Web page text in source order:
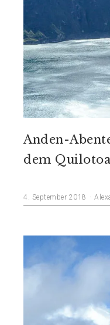
Anden-
dem
4. September 2018